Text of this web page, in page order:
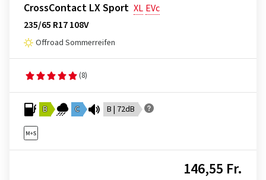
CrossContact LX Sport XL EVc
235/65 R17 108V
Offroad Sommerreifen
(8)
B C B | 72dB
146,55 Fr.